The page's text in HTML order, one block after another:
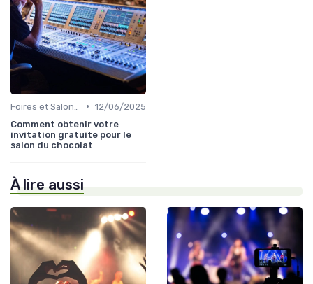
• 12/06/2025
Comment obtenir votre
invitation gratuite pour le
salon du chocolat
À lire aussi